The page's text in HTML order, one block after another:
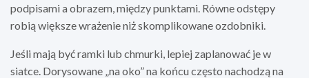
podpisami a obrazem, między punktami. Równe odstępy
robią większe wrażenie niż skomplikowane ozdobniki.
Jeśli mają być ramki lub chmurki, lepiej zaplanować je w
siatce. Dorysowane „na oko” na końcu często nachodzą na